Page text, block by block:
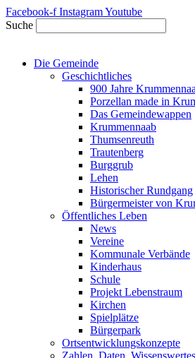
Zum
Inhalt
springen
Facebook-f InstagramYoutube
Suche
Die Gemeinde
Geschichtliches
900 Jahre
Porzellan made in
Das Gemeindewappen
Krummennaab
Thumsenreuth
Trautenberg
Burggrub
Lehen
Historischer Rundgang
Bürgermeister von
Öffentliches Leben
News
Vereine
Kommunale Verbände
Kinderhaus
Schule
Projekt Lebenstraum
Kirchen
Spielplätze
Bürgerpark
Ortsentwicklungskonzepte
Zahlen, Daten, Wissenswertes